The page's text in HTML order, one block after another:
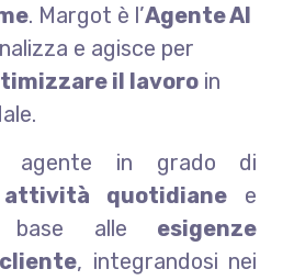
. Margot è l’Agente AI
e agisce per
il lavoroin
agente in grado di
quotidiane e
base alle esigenze
, integrandosi nei